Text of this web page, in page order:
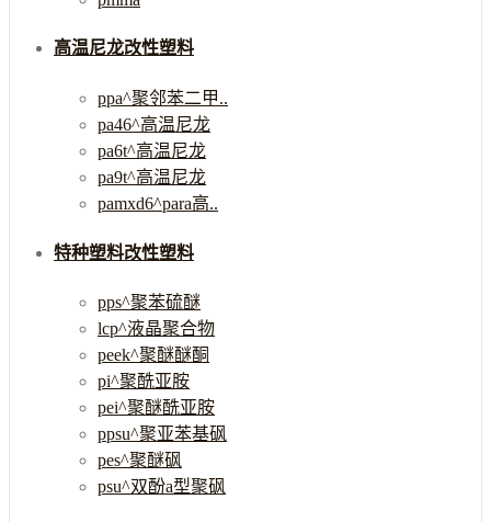
高温尼龙改性塑料
ppa^聚邻苯二甲..
pa46^高温尼龙
pa6t^高温尼龙
pa9t^高温尼龙
pamxd6^para高..
特种塑料改性塑料
pps^聚苯硫醚
lcp^液晶聚合物
peek^聚醚醚酮
pi^聚酰亚胺
pei^聚醚酰亚胺
ppsu^聚亚苯基砜
pes^聚醚砜
psu^双酚a型聚砜